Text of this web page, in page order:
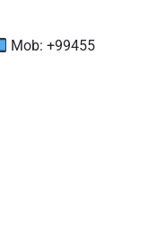
Mob: +99455